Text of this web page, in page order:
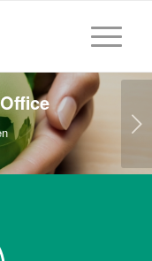
Weiter
1 2 3 4